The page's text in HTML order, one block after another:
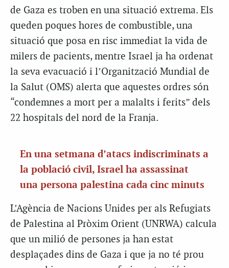
de Gaza es troben en una situació extrema. Els
queden poques hores de combustible, una
situació que posa en risc immediat la vida de
milers de pacients, mentre Israel ja ha ordenat
la seva evacuació i l’Organització Mundial de
la Salut (OMS) alerta que aquestes ordres són
“condemnes a mort per a malalts i ferits” dels
22 hospitals del nord de la Franja.
En una setmana d’atacs indiscriminats a
la població civil, Israel ha assassinat
una persona palestina cada cinc minuts
L’Agència de Nacions Unides per als Refugiats
de Palestina al Pròxim Orient (UNRWA) calcula
que un milió de persones ja han estat
desplaçades dins de Gaza i que ja no té prou